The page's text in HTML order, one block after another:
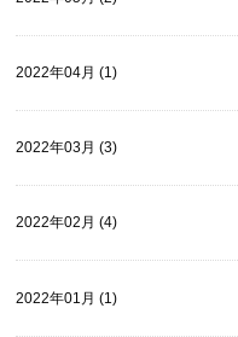
2022年04月 (1)
2022年03月 (3)
2022年02月 (4)
2022年01月 (1)